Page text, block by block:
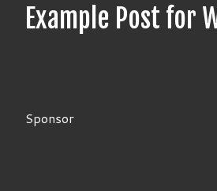
Example Post for
Sponsor